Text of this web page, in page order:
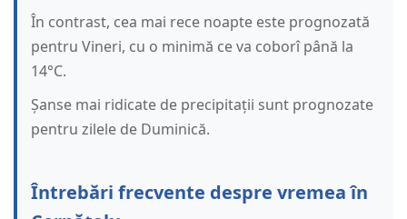
În contrast, cea mai rece noapte este prognozată
pentru Vineri, cu o minimă ce va coborî până la
14°C.
Șanse mai ridicate de precipitații sunt prognozate
pentru zilele de Duminică.
Întrebări frecvente despre vremea în